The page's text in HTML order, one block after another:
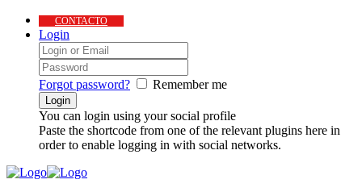
CONTACTO
Login
Forgot password? Remember me
You can login using your social profile
Paste the shortcode from one of the relevant plugins here in
order to enable logging in with social networks.